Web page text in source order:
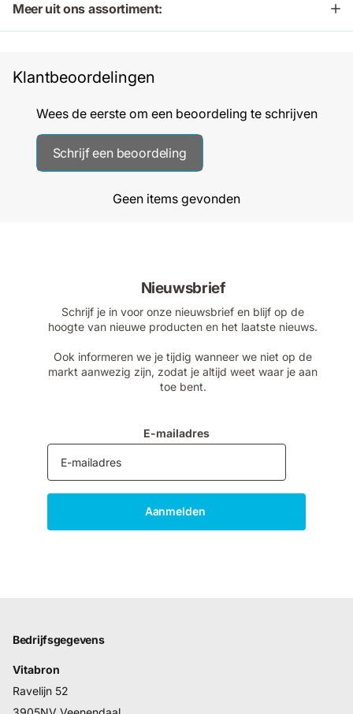
Meer uit ons assortiment:
Klantbeoordelingen
Wees de eerste om een beoordeling te schrijven
Schrijf een beoordeling
Geen items gevonden
Nieuwsbrief
Schrijf je in voor onze nieuwsbrief en blijf op de
hoogte van nieuwe producten en het laatste nieuws.
Ook informeren we je tijdig wanneer we niet op de
markt aanwezig zijn, zodat je altijd weet waar je aan
toe bent.
E-mailadres
Aanmelden
Bedrijfsgegevens
Vitabron
Ravelijn 52